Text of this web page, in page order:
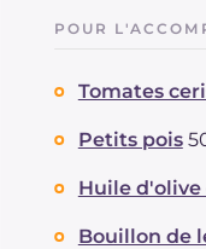
POUR
Tomates
Petits pois
Huile
Bouillon de